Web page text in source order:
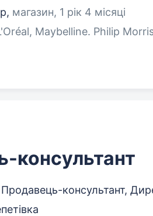
магазин, 1 рік 4 місяці
Maybelline. Philip
консультант
Продавець-консультант,